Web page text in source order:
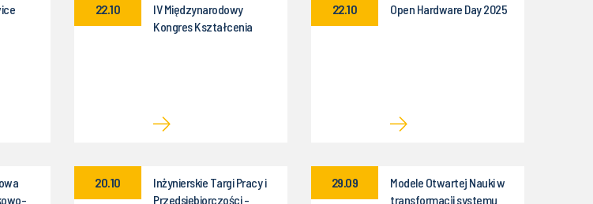
IV Międzynarodowy
Kongres Kształcenia
22.10 Open Hardware Day 2025
22.10
Inżynierskie Targi Pracy i
Przedsiębiorczości -
20.10
Modele Otwartej Nauki w
transformacji systemu
29.09